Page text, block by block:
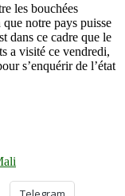
les bouchées
notre pays puisse
dans ce cadre que le
a visité ce vendredi,
s’enquérir de l’état